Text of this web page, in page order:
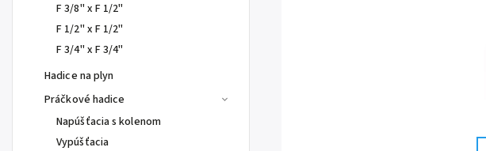
F 3/8" x F 1/2"
F 1/2" x F 1/2"
F 3/4" x F 3/4"
Hadice na plyn
Práčkové hadice
Napúšťacia s kolenom
Vypúšťacia